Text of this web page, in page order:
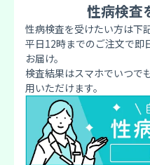
性病検査
性病検査を受けたい方は下
平日12時までのご注文で即
お届け。
検査結果はスマホでいつで
用いただけます。